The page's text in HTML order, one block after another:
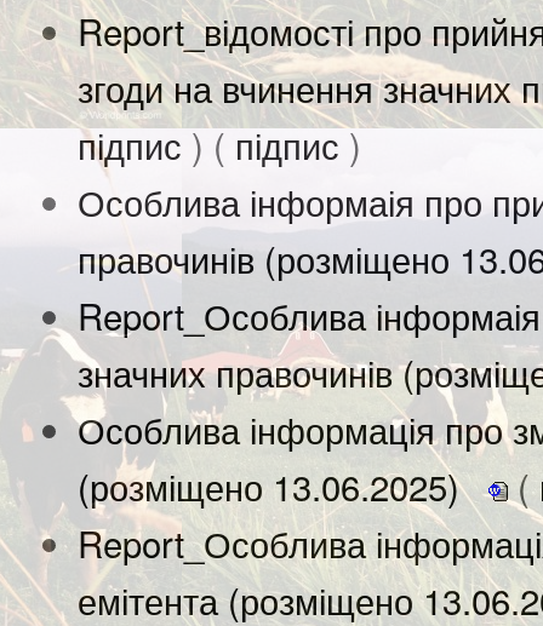
Report_відомості про
згоди на вчинення значних
підпис) (підпис)
Особлива інформаія про
правочинів (розміщено
Report_Особлива
значних правочинів
Особлива інформація про
(розміщено 13.06.2025)
(
Report_Особлива
емітента (розміщено